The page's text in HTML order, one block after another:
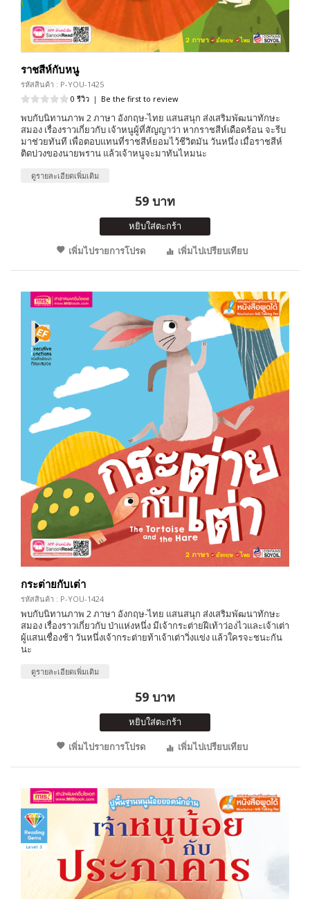
ราชสีห์กับหนู
รหัสสินค้า : P-YOU-1425
0 รีวิว | Be the first to review
พบกับนิทานภาพ 2 ภาษา อังกฤษ-ไทย แสนสนุก ส่งเสริมพัฒนาทักษะ
สมอง เรื่องราวเกี่ยวกับ เจ้าหนูผู้ที่สัญญาว่า หากราชสีห์เดือดร้อน จะรีบ
มาช่วยทันที เพื่อตอบแทนที่ราชสีห์ยอมไว้ชีวิตมัน วันหนึ่ง เมื่อราชสีห์
ติดบ่วงของนายพราน แล้วเจ้าหนูจะมาทันไหมนะ
ดูรายละเอียดเพิ่มเติม
59 บาท
หยิบใส่ตะกร้า
เพิ่มไปรายการโปรด
เพิ่มไปเปรียบเทียบ
กระต่ายกับเต่า
รหัสสินค้า : P-YOU-1424
พบกับนิทานภาพ 2 ภาษา อังกฤษ-ไทย แสนสนุก ส่งเสริมพัฒนาทักษะ
สมอง เรื่องราวเกี่ยวกับ ป่าแห่งหนึ่ง มีเจ้ากระต่ายฝีเท้าว่องไวและเจ้าเต่า
ผู้แสนเชื่องช้า วันหนึ่งเจ้ากระต่ายท้าเจ้าเต่าวิ่งแข่ง แล้วใครจะชนะกัน
นะ
ดูรายละเอียดเพิ่มเติม
59 บาท
หยิบใส่ตะกร้า
เพิ่มไปรายการโปรด
เพิ่มไปเปรียบเทียบ